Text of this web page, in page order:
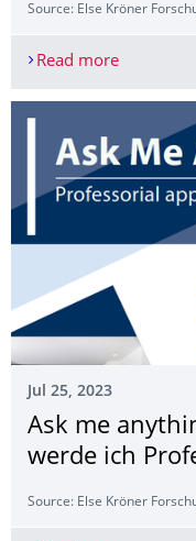
Source: Else Kröner
Read more
Jul 25, 2023
Ask me
werde ich
Source: Else Kröner